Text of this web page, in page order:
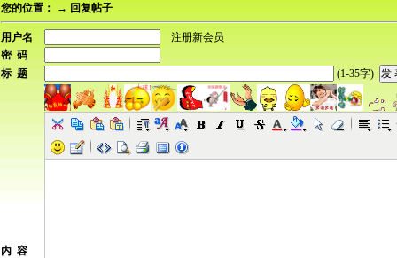
您的位置： → 回复帖子
用户名
注册新会员
密 码
标 题
(1-35字)
内 容